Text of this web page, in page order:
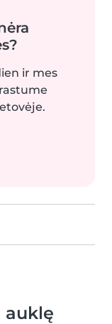
ir mes
auklę